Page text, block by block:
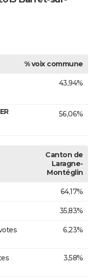
% voix commune
43,94%
56,06%
Canton de
Laragne-
Montéglin
64,17%
35,83%
6,23%
3,58%